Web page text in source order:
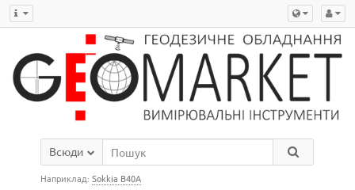
Всюди
Наприклад:Sokkia B40A